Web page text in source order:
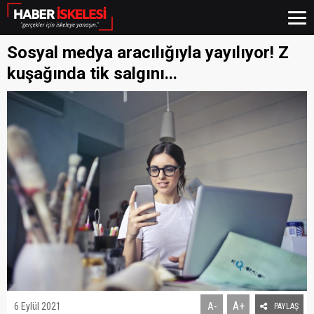
Sosyal medya aracılığıyla yayılıyor! Z
kuşağında tik salgını...
6 Eylül 2021 A- A+ PAYLAŞ